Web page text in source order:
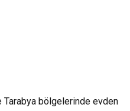
Tarabya bölgelerinde evden